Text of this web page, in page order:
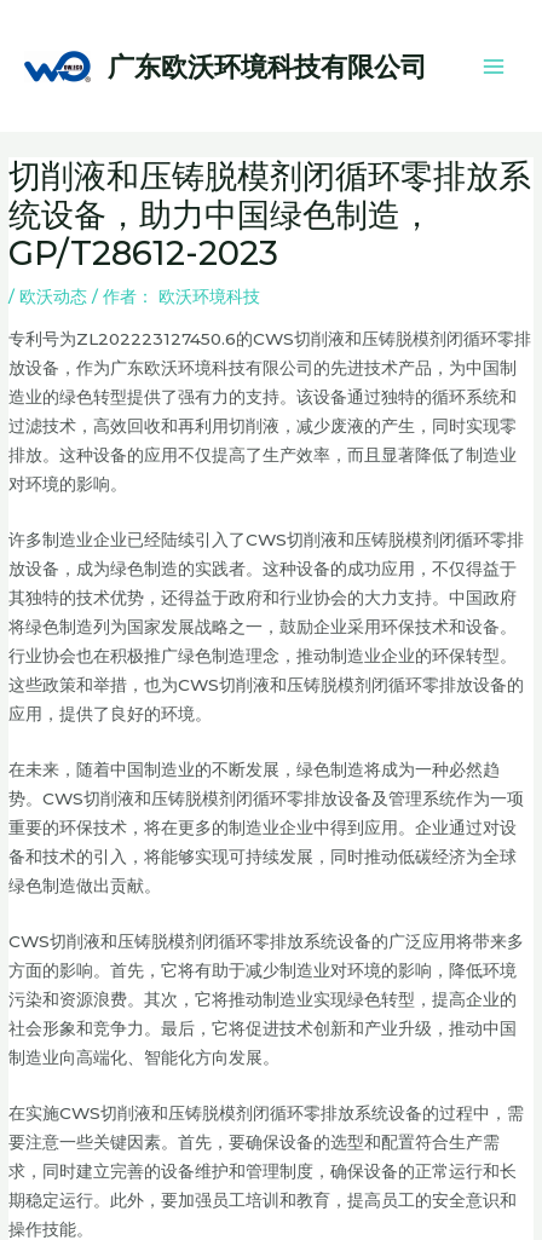
广东欧沃环境科技有限公司
切削液和压铸脱模剂闭循环零排放系
统设备，助力中国绿色制造，
GP/T28612-2023
/欧沃动态 / 作者： 欧沃环境科技
专利号为ZL202223127450.6的CWS切削液和压铸脱模剂闭循环零排
放设备，作为广东欧沃环境科技有限公司的先进技术产品，为中国制
造业的绿色转型提供了强有力的支持。该设备通过独特的循环系统和
过滤技术，高效回收和再利用切削液，减少废液的产生，同时实现零
排放。这种设备的应用不仅提高了生产效率，而且显著降低了制造业
对环境的影响。
许多制造业企业已经陆续引入了CWS切削液和压铸脱模剂闭循环零排
放设备，成为绿色制造的实践者。这种设备的成功应用，不仅得益于
其独特的技术优势，还得益于政府和行业协会的大力支持。中国政府
将绿色制造列为国家发展战略之一，鼓励企业采用环保技术和设备。
行业协会也在积极推广绿色制造理念，推动制造业企业的环保转型。
这些政策和举措，也为CWS切削液和压铸脱模剂闭循环零排放设备的
应用，提供了良好的环境。
在未来，随着中国制造业的不断发展，绿色制造将成为一种必然趋
势。CWS切削液和压铸脱模剂闭循环零排放设备及管理系统作为一项
重要的环保技术，将在更多的制造业企业中得到应用。企业通过对设
备和技术的引入，将能够实现可持续发展，同时推动低碳经济为全球
绿色制造做出贡献。
CWS切削液和压铸脱模剂闭循环零排放系统设备的广泛应用将带来多
方面的影响。首先，它将有助于减少制造业对环境的影响，降低环境
污染和资源浪费。其次，它将推动制造业实现绿色转型，提高企业的
社会形象和竞争力。最后，它将促进技术创新和产业升级，推动中国
制造业向高端化、智能化方向发展。
在实施CWS切削液和压铸脱模剂闭循环零排放系统设备的过程中，需
要注意一些关键因素。首先，要确保设备的选型和配置符合生产需
求，同时建立完善的设备维护和管理制度，确保设备的正常运行和长
期稳定运行。此外，要加强员工培训和教育，提高员工的安全意识和
操作技能。
navigation